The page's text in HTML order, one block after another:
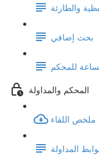
والطارئة
بحث إضافي
للمحكم
المحكم والمداولة
ملخص اللقاء
المداولة